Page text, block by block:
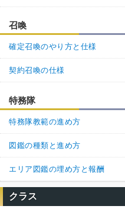
召喚
確定召喚のやり方と仕様
契約召喚の仕様
特務隊
特務隊教範の進め方
図鑑の種類と進め方
エリア図鑑の埋め方と報酬
クラス